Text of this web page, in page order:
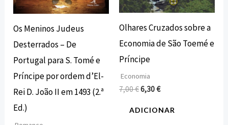
Os Meninos Judeus
Desterrados – De
Portugal para S. Tomé e
Príncipe por ordem d’El-
Rei D. João II em 1493 (2.ª
Ed.)
Olhares Cruzados sobre a
Economia de São Toemé e
Príncipe
Economia
7,00€6,30€
ADICIONAR